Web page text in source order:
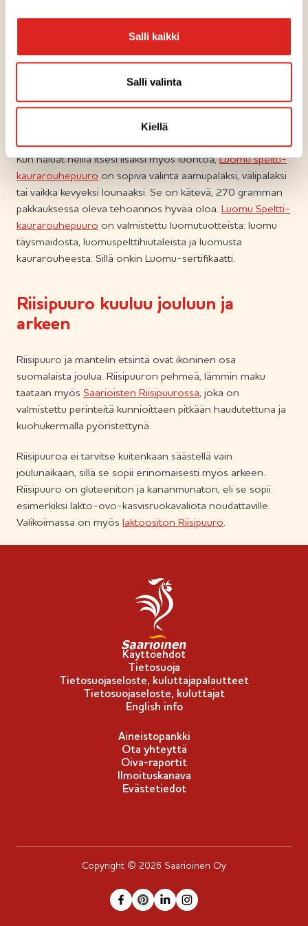
Salli kaikki
Salli valinta
Kiellä
Puuroja voi myös helposti tuunata. Voisilmän lisäksi makua
voi tuoda vaikkapa pähkinöillä, siemenillä tai hilloilla.
Luomupuuro tekee hyvää vatsalle
Kun haluat helliä itsesi lisäksi myös luontoa,Luomu speltti-
kaurarouhepuuro on sopiva valinta aamupalaksi, välipalaksi
tai vaikka kevyeksi lounaaksi. Se on kätevä, 270 gramman
pakkauksessa oleva tehoannos hyvää oloa. Luomu Speltti-
kaurarouhepuuro on valmistettu luomutuotteista: luomu
täysmaidosta, luomuspelttihiutaleista ja luomusta
kaurarouheesta. Sillä onkin Luomu-sertifikaatti.
Riisipuuro kuuluu jouluun ja
arkeen
Riisipuuro ja mantelin etsintä ovat ikoninen osa
suomalaista joulua. Riisipuuron pehmeä, lämmin maku
taataan myös Saarioisten Riisipuurossa, joka on
valmistettu perinteitä kunnioittaen pitkään haudutettuna ja
kuohukermalla pyöristettynä.
Riisipuuroa ei tarvitse kuitenkaan säästellä vain
joulunaikaan, sillä se sopii erinomaisesti myös arkeen.
Riisipuuro on gluteeniton ja kananmunaton, eli se sopii
esimerkiksi lakto-ovo-kasvisruokavaliota noudattaville.
Valikoimassa on myös laktoositon Riisipuuro.
Käyttöehdot
Tietosuoja
Tietosuojaseloste, kuluttajapalautteet
Tietosuojaseloste, kuluttajat
English info
Aineistopankki
Ota yhteyttä
Oiva-raportit
Ilmoituskanava
Evästetiedot
Copyright © 2026 Saarioinen Oy